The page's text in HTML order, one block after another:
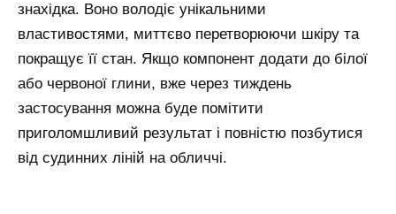
знахідка. Воно володіє унікальними
властивостями, миттєво перетворюючи шкіру та
покращує її стан. Якщо компонент додати до білої
або червоної глини, вже через тиждень
застосування можна буде помітити
приголомшливий результат і повністю позбутися
від судинних ліній на обличчі.